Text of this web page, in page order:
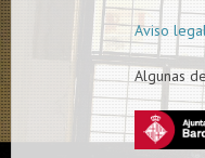
Aviso
Algunas